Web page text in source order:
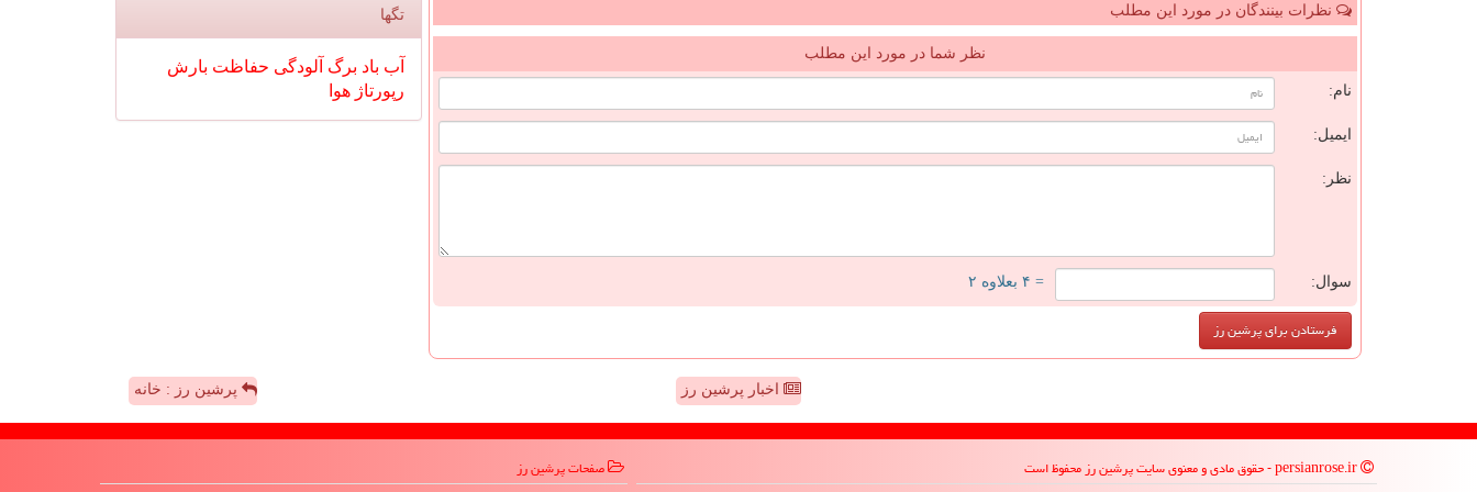
نظرات بینندگان در مورد این مطلب
نظر شما در مورد این مطلب
نام:
ایمیل:
نظر:
سوال: = ۴ بعلاوه ۲
تگها
آب باد برگ آلودگی حفاظت بارش
رپورتاژ هوا
اخبار پرشین رز پرشین رز : خانه
صفحات پرشین رز